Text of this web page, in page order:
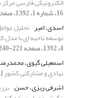
16، شماره 1، 1392، صفحه 151-165]
اسدی، امیر تحلیل
توسعه ناحیه ای با مدل
4، 1392، صفحه 221-240]
اسمعیلی گیوی،
نهادی و مشارکتی کشور
اشرفی ریزی، حسن